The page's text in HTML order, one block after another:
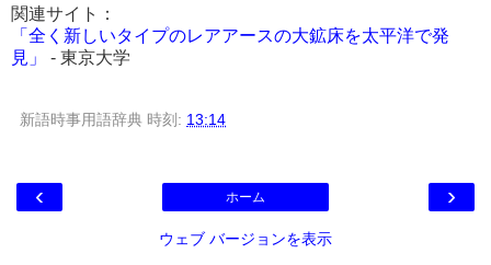
関連サイト：
「全く新しいタイプのレアアースの大鉱床を太平洋で発
見」
- 東京大学
新語時事用語辞典 時刻: 13:14
‹ ›
ホーム
ウェブ バージョンを表示